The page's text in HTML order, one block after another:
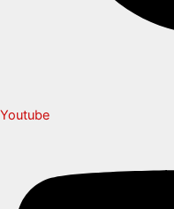
Youtube